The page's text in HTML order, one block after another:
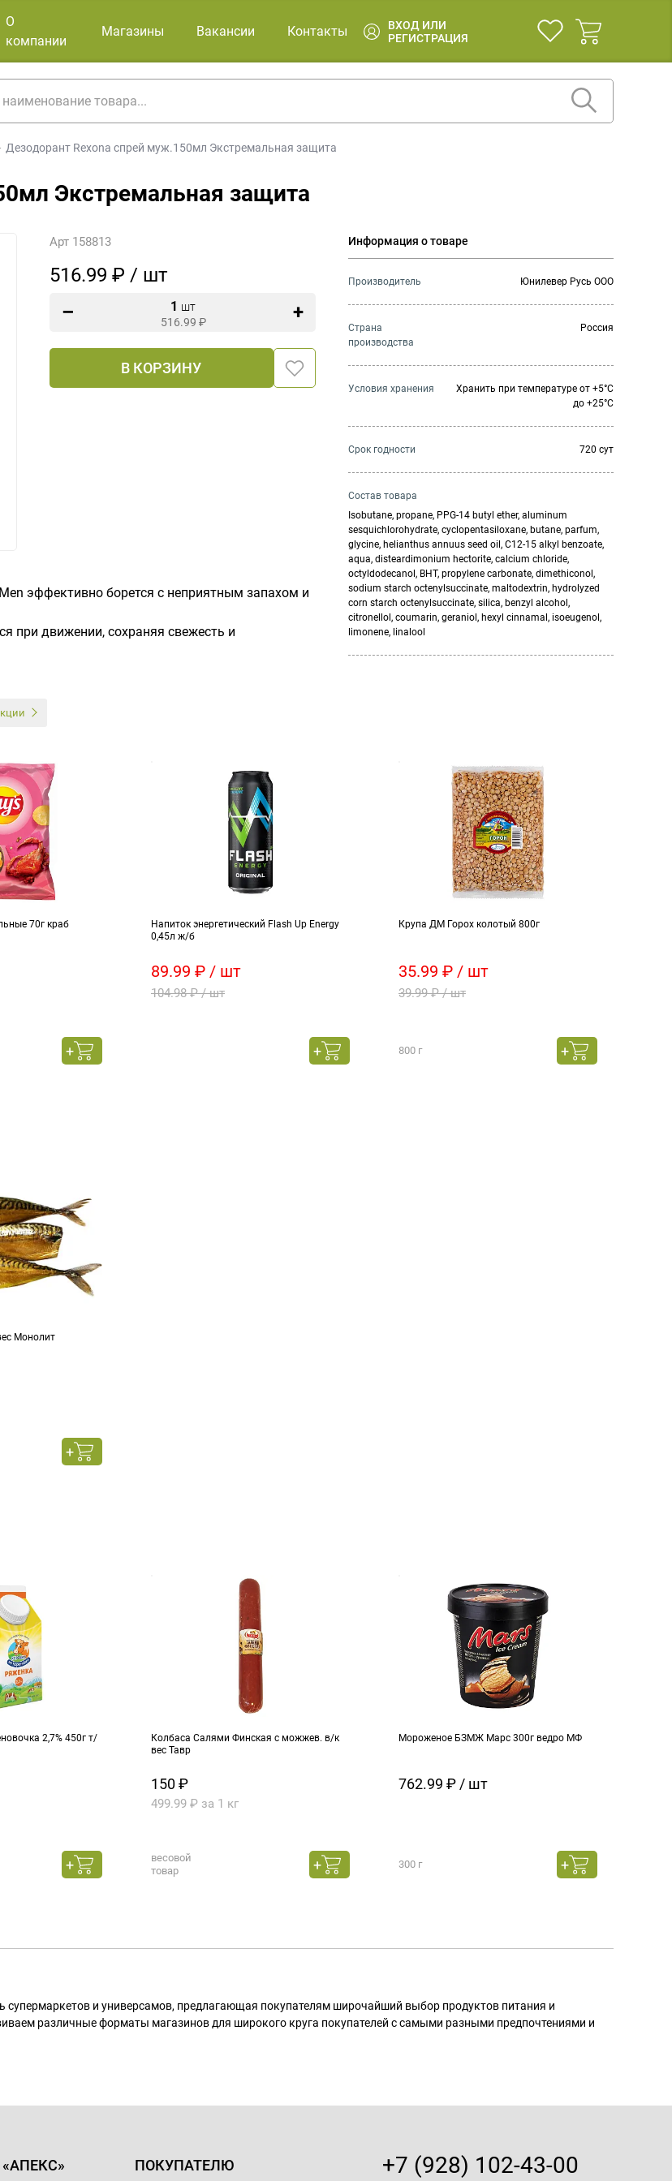
О
компании
Магазины Вакансии Контакты
ВХОД ИЛИ
РЕГИСТРАЦИЯ
Дезодорант Rexona спрей муж.150мл Экстремальная защита
Экстремальная защита
Арт 158813
516.99 ₽ / шт
1 шт
516.99 ₽
В КОРЗИНУ
эффективно борется с неприятным запахом и
при движении, сохраняя свежесть и
Информация о товаре
Производитель Юнилевер Русь ООО
Страна
производства
Россия
Условия хранения
Хранить при температуре от +5°С
до +25°С
Cрок годности 720 сут
Состав товара
Isobutane, propane, PPG-14 butyl ether, aluminum
sesquichlorohydrate, cyclopentasiloxane, butane, parfum,
glycine, helianthus annuus seed oil, C12-15 alkyl benzoate,
aqua, disteardimonium hectorite, calcium chloride,
octyldodecanol, BHT, propylene carbonate, dimethiconol,
sodium starch octenylsuccinate, maltodextrin, hydrolyzed
corn starch octenylsuccinate, silica, benzyl alcohol,
citronellol, coumarin, geraniol, hexyl cinnamal, isoeugenol,
limonene, linalool
70г краб
Напиток энергетический Flash Up Energy
0,45л ж/б
89.99 ₽ / шт
104.98 ₽ / шт
Крупа ДМ Горох колотый 800г
35.99 ₽ / шт
39.99 ₽ / шт
800 г
Монолит
2,7% 450г т/
Колбаса Салями Финская с можжев. в/к
вес Тавр
150 ₽
499.99 ₽ за 1 кг
весовой
товар
Мороженое БЗМЖ Марс 300г ведро МФ
762.99 ₽ / шт
300 г
супермаркетов и универсамов, предлагающая покупателям широчайший выбор продуктов питания и
различные форматы магазинов для широкого круга покупателей с самыми разными предпочтениями и
ПОКУПАТЕЛЮ +7 (928) 102-43-00